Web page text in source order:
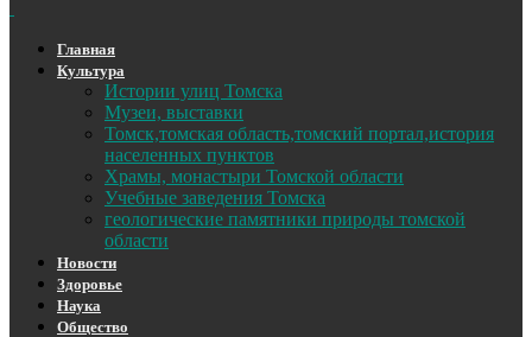
Главная
Культура
Истории улиц Томска
Музеи, выставки
Томск,томская область,томский портал,история
населенных пунктов
Храмы, монастыри Томской области
Учебные заведения Томска
геологические памятники природы томской
области
Новости
Здоровье
Наука
Общество